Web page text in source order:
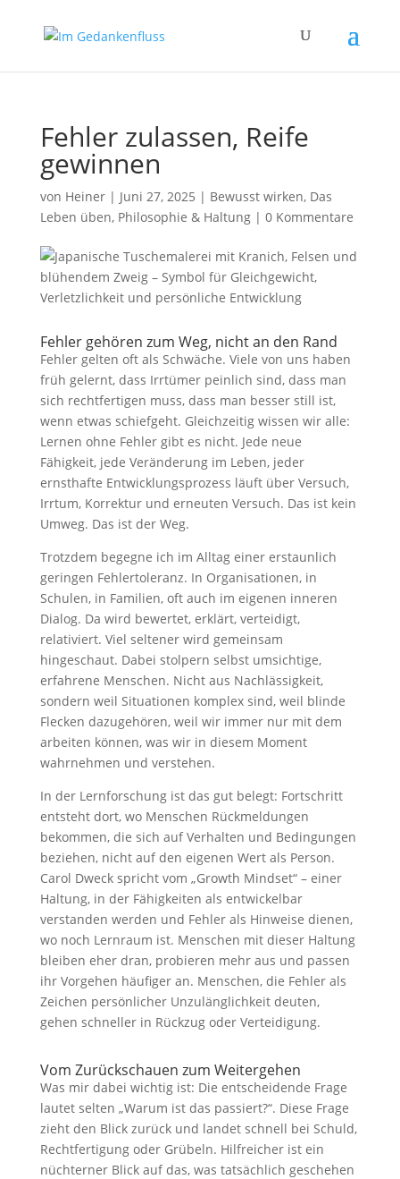
Fehler zulassen, Reife
gewinnen
von Heiner| Juni 27, 2025 | Bewusst wirken, Das
Leben üben, Philosophie & Haltung| 0 Kommentare
Fehler gehören zum Weg, nicht an den Rand
Fehler gelten oft als Schwäche. Viele von uns haben
früh gelernt, dass Irrtümer peinlich sind, dass man
sich rechtfertigen muss, dass man besser still ist,
wenn etwas schiefgeht. Gleichzeitig wissen wir alle:
Lernen ohne Fehler gibt es nicht. Jede neue
Fähigkeit, jede Veränderung im Leben, jeder
ernsthafte Entwicklungsprozess läuft über Versuch,
Irrtum, Korrektur und erneuten Versuch. Das ist kein
Umweg. Das ist der Weg.
Trotzdem begegne ich im Alltag einer erstaunlich
geringen Fehlertoleranz. In Organisationen, in
Schulen, in Familien, oft auch im eigenen inneren
Dialog. Da wird bewertet, erklärt, verteidigt,
relativiert. Viel seltener wird gemeinsam
hingeschaut. Dabei stolpern selbst umsichtige,
erfahrene Menschen. Nicht aus Nachlässigkeit,
sondern weil Situationen komplex sind, weil blinde
Flecken dazugehören, weil wir immer nur mit dem
arbeiten können, was wir in diesem Moment
wahrnehmen und verstehen.
In der Lernforschung ist das gut belegt: Fortschritt
entsteht dort, wo Menschen Rückmeldungen
bekommen, die sich auf Verhalten und Bedingungen
beziehen, nicht auf den eigenen Wert als Person.
Carol Dweck spricht vom „Growth Mindset“ – einer
Haltung, in der Fähigkeiten als entwickelbar
verstanden werden und Fehler als Hinweise dienen,
wo noch Lernraum ist. Menschen mit dieser Haltung
bleiben eher dran, probieren mehr aus und passen
ihr Vorgehen häufiger an. Menschen, die Fehler als
Zeichen persönlicher Unzulänglichkeit deuten,
gehen schneller in Rückzug oder Verteidigung.
Vom Zurückschauen zum Weitergehen
Was mir dabei wichtig ist: Die entscheidende Frage
lautet selten „Warum ist das passiert?“. Diese Frage
zieht den Blick zurück und landet schnell bei Schuld,
Rechtfertigung oder Grübeln. Hilfreicher ist ein
nüchterner Blick auf das, was tatsächlich geschehen